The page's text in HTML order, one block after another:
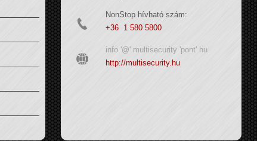
NonStop hívható szám:
+36 1 580 5800
info '@' multisecurity 'pont' hu
http://multisecurity.hu